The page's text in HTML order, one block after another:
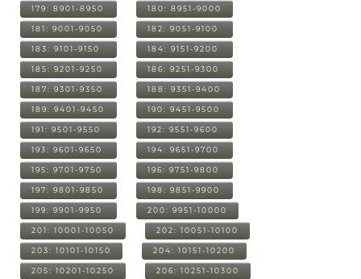
179: 8901-8950 180: 8951-9000
181: 9001-9050 182: 9051-9100
183: 9101-9150 184: 9151-9200
185: 9201-9250 186: 9251-9300
187: 9301-9350 188: 9351-9400
189: 9401-9450 190: 9451-9500
191: 9501-9550 192: 9551-9600
193: 9601-9650 194: 9651-9700
195: 9701-9750 196: 9751-9800
197: 9801-9850 198: 9851-9900
199: 9901-9950 200: 9951-10000
201: 10001-10050 202: 10051-10100
203: 10101-10150 204: 10151-10200
205: 10201-10250 206: 10251-10300